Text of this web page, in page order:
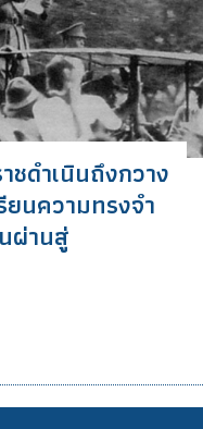
ชดำเนินถึงกวาง
นความทรงจำ
ผ่านสู่